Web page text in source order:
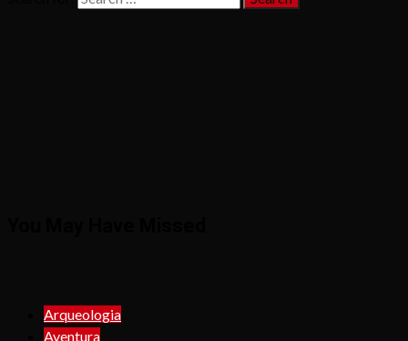
Arqueologia
Aventura